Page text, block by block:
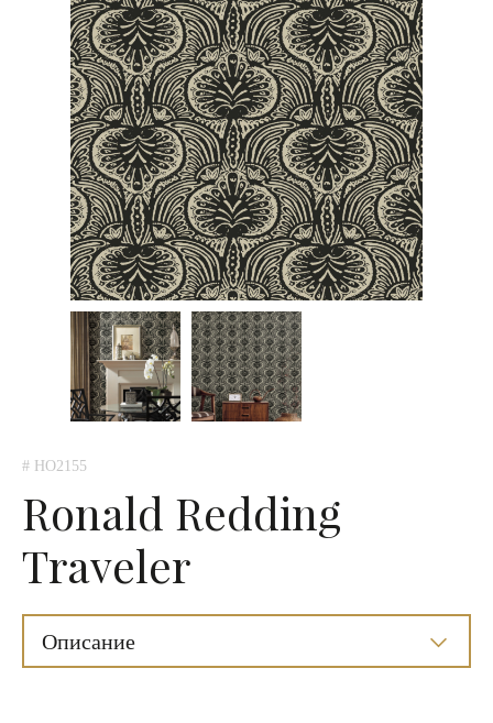
# HO2155
Ronald Redding
Traveler
Описание